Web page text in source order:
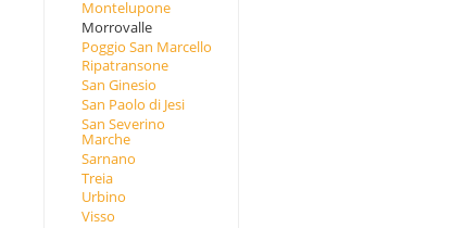
Montelupone
Morrovalle
Poggio San Marcello
Ripatransone
San Ginesio
San Paolo di Jesi
San Severino
Marche
Sarnano
Treia
Urbino
Visso